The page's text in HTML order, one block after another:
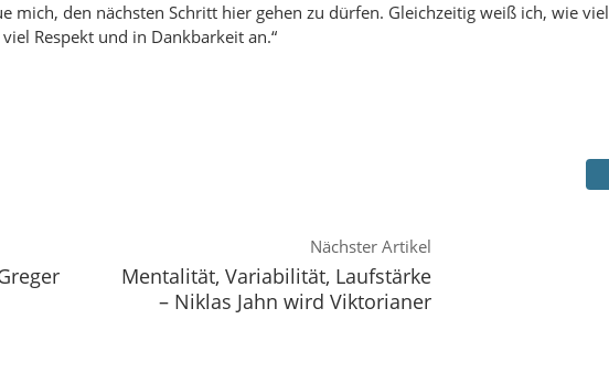
mich, den nächsten Schritt hier gehen zu dürfen. Gleichzeitig weiß ich, wie viel
Respekt und in Dankbarkeit an.“
Nächster Artikel
Mentalität, Variabilität, Laufstärke
– Niklas Jahn wird Viktorianer